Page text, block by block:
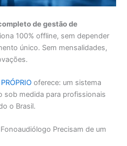
de gestão de
100% offline, sem depender
único. Sem mensalidades,
PRÓPRIO oferece: um sistema
sob medida para profissionais
o Brasil.
Precisam de um